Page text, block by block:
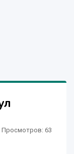
Просмотров: 63